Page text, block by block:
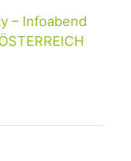
– Infoabend